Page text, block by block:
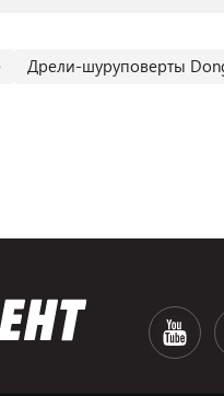
Дрели-шуруповерты